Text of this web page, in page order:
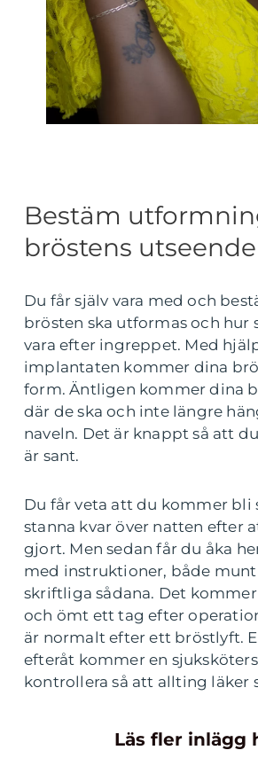
Bestäm
bröstens utseende
Du får själv vara med och
brösten ska utformas och hur
vara efter ingreppet. Med
implantaten kommer dina
form. Äntligen kommer dina
där de ska och inte längre
naveln. Det är knappt så att
är sant.
Du får veta att du kommer bli
stanna kvar över natten efter
gjort. Men sedan får du åka
med instruktioner, både
skriftliga sådana. Det kommer
och ömt ett tag efter
är normalt efter ett bröstlyft.
efteråt kommer en
kontrollera så att allting läker
Läs fler inlägg